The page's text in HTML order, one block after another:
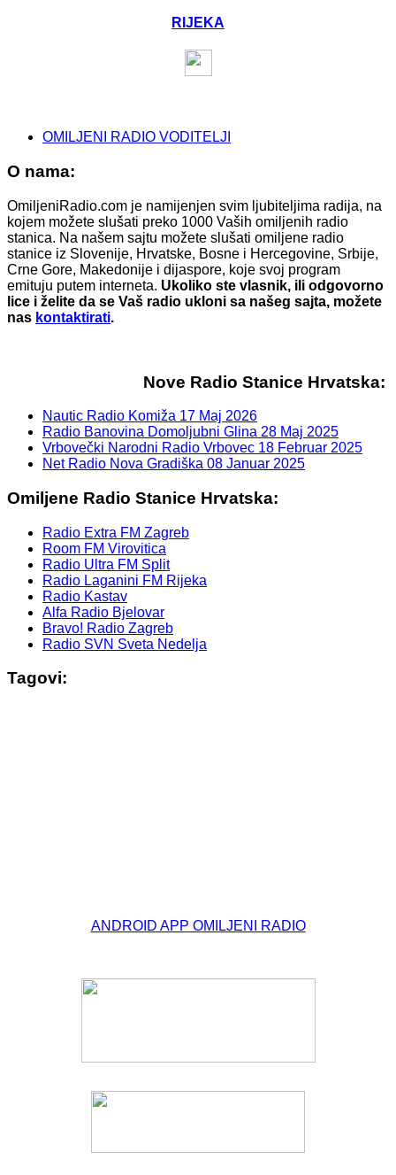
RIJEKA
OMILJENI RADIO VODITELJI
O nama:
OmiljeniRadio.com je namijenjen svim ljubiteljima radija, na
kojem možete slušati preko 1000 Vaših omiljenih radio
stanica. Na našem sajtu možete slušati omiljene radio
stanice iz Slovenije, Hrvatske, Bosne i Hercegovine, Srbije,
Crne Gore, Makedonije i dijaspore, koje svoj program
emituju putem interneta. Ukoliko ste vlasnik, ili odgovorno
lice i želite da se Vaš radio ukloni sa našeg sajta, možete
nas kontaktirati.
Nove Radio Stanice Hrvatska:
Nautic Radio Komiža 17 Maj 2026
Radio Banovina Domoljubni Glina 28 Maj 2025
Vrbovečki Narodni Radio Vrbovec 18 Februar 2025
Net Radio Nova Gradiška 08 Januar 2025
Omiljene Radio Stanice Hrvatska:
Radio Extra FM Zagreb
Room FM Virovitica
Radio Ultra FM Split
Radio Laganini FM Rijeka
Radio Kastav
Alfa Radio Bjelovar
Bravo! Radio Zagreb
Radio SVN Sveta Nedelja
Tagovi:
ANDROID APP OMILJENI RADIO